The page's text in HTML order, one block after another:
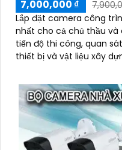
7,000,000 ₫
Lắp đặt camera công
nhất cho cả chủ thầu
tiến độ thi công, quan
thiết bị và vật liệu xây